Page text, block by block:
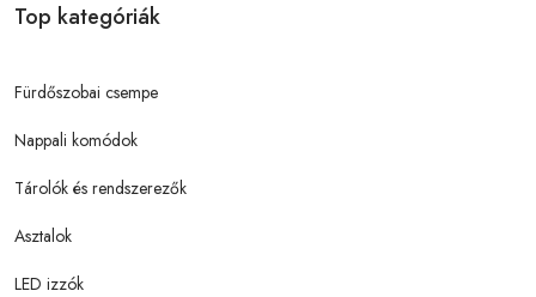
Top kategóriák
Fürdőszobai csempe
Nappali komódok
Tárolók és rendszerezők
Asztalok
LED izzók